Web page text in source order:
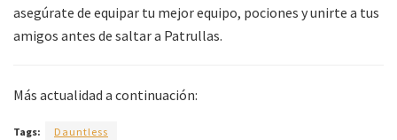
asegúrate de equipar tu mejor equipo, pociones y unirte a tus
amigos antes de saltar a Patrullas.
Más actualidad a continuación:
Tags: Dauntless